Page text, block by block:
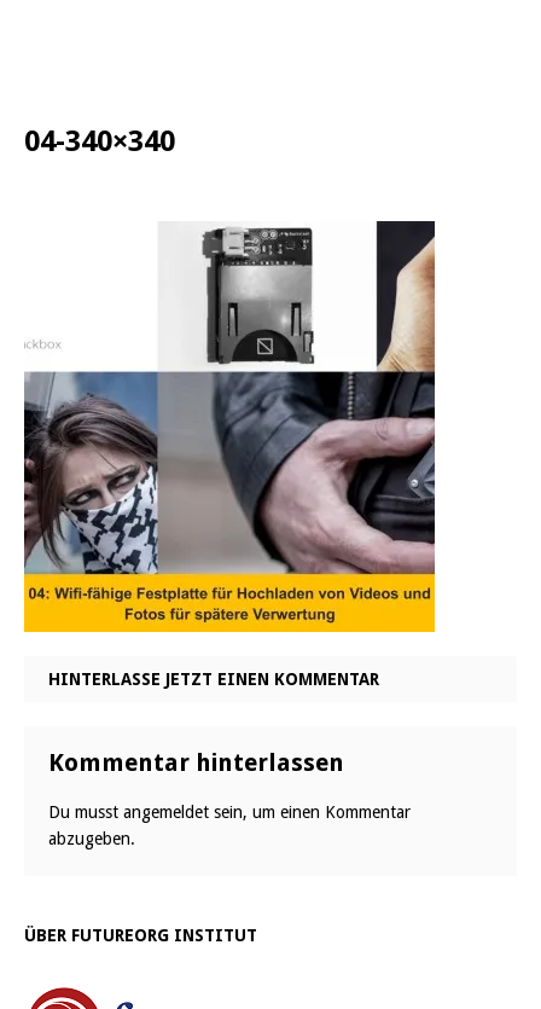
04-340×340
HINTERLASSE JETZT EINEN KOMMENTAR
Kommentar hinterlassen
Du musst angemeldet sein, um einen Kommentar
abzugeben.
ÜBER FUTUREORG INSTITUT